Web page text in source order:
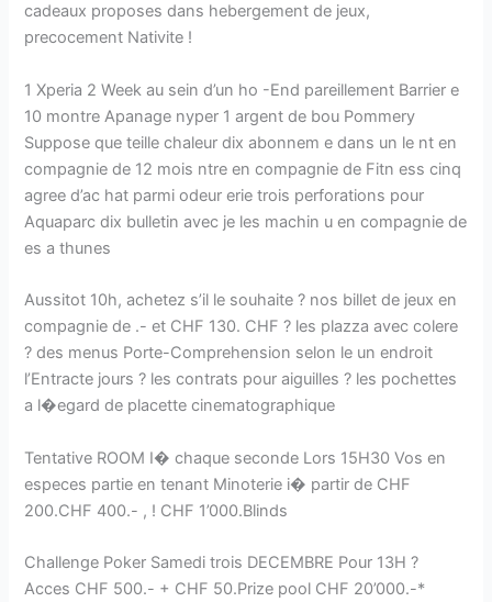
cadeaux proposes dans hebergement de jeux,
precocement Nativite !
1 Xperia 2 Week au sein d’un ho -End pareillement Barrier e
10 montre Apanage nyper 1 argent de bou Pommery
Suppose que teille chaleur dix abonnem e dans un le nt en
compagnie de 12 mois ntre en compagnie de Fitn ess cinq
agree d’ac hat parmi odeur erie trois perforations pour
Aquaparc dix bulletin avec je les machin u en compagnie de
es a thunes
Aussitot 10h, achetez s’il le souhaite ? nos billet de jeux en
compagnie de .- et CHF 130. CHF ? les plazza avec colere
? des menus Porte-Comprehension selon le un endroit
l’Entracte jours ? les contrats pour aiguilles ? les pochettes
a l�egard de placette cinematographique
Tentative ROOM I� chaque seconde Lors 15H30 Vos en
especes partie en tenant Minoterie i� partir de CHF
200.CHF 400.- , ! CHF 1’000.Blinds
Challenge Poker Samedi trois DECEMBRE Pour 13H ?
Acces CHF 500.- + CHF 50.Prize pool CHF 20’000.-*